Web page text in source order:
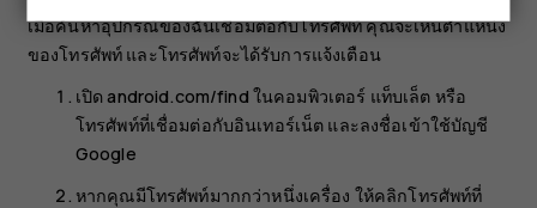
เมื่อค้นหาอุปกรณ์ของฉันเชื่อมต่อกับโทรศัพท์ คุณจะเห็นตำแหน่ง
ของโทรศัพท์ และโทรศัพท์จะได้รับการแจ้งเตือน
เปิด android.com/find ในคอมพิวเตอร์ แท็บเล็ต หรือ
โทรศัพท์ที่เชื่อมต่อกับอินเทอร์เน็ต และลงชื่อเข้าใช้บัญชี
Google
หากคุณมีโทรศัพท์มากกว่าหนึ่งเครื่อง ให้คลิกโทรศัพท์ที่